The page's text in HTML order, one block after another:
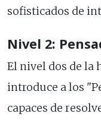
sofisticados de
Nivel 2:
El nivel dos de la
introduce a los
capaces de